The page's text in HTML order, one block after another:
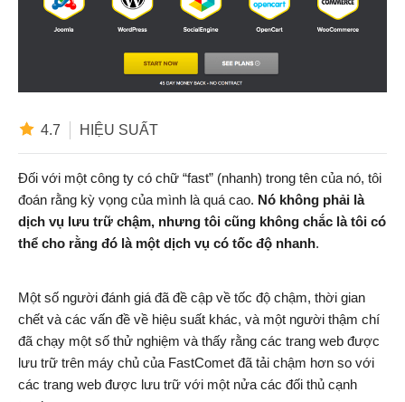
4.7 HIỆU SUẤT
Đối với một công ty có chữ “fast” (nhanh) trong tên của nó, tôi
đoán rằng kỳ vọng của mình là quá cao. Nó không phải là
dịch vụ lưu trữ chậm, nhưng tôi cũng không chắc là tôi có
thể cho rằng đó là một dịch vụ có tốc độ nhanh.
Một số người đánh giá đã đề cập về tốc độ chậm, thời gian
chết và các vấn đề về hiệu suất khác, và một người thậm chí
đã chạy một số thử nghiệm và thấy rằng các trang web được
lưu trữ trên máy chủ của FastComet đã tải chậm hơn so với
các trang web được lưu trữ với một nửa các đối thủ cạnh